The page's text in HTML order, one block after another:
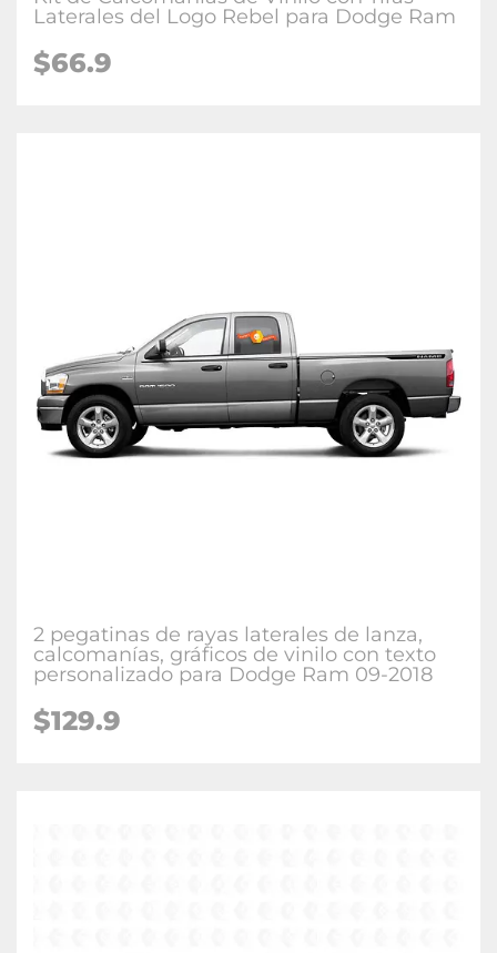
Laterales del Logo Rebel para Dodge Ram
$66.9
2 pegatinas de rayas laterales de lanza,
calcomanías, gráficos de vinilo con texto
personalizado para Dodge Ram 09-2018
$129.9